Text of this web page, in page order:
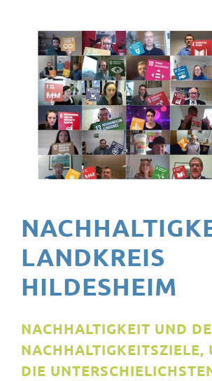
FÜRKOMMUNEN
FÜRUNTERNEHMEN
AKTUELLES & WISSENSWERTES
LANDKREIS
HILDESHEIM
NACHHALTIGKEIT UND
NACHHALTIGKEITSZIELE,
DIE